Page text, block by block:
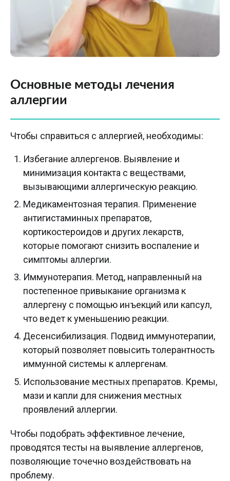
Основные методы лечения
аллергии
Чтобы справиться с аллергией, необходимы:
Избегание аллергенов. Выявление и
минимизация контакта с веществами,
вызывающими аллергическую реакцию.
Медикаментозная терапия. Применение
антигистаминных препаратов,
кортикостероидов и других лекарств,
которые помогают снизить воспаление и
симптомы аллергии.
Иммунотерапия. Метод, направленный на
постепенное привыкание организма к
аллергену с помощью инъекций или капсул,
что ведет к уменьшению реакции.
Десенсибилизация. Подвид иммунотерапии,
который позволяет повысить толерантность
иммунной системы к аллергенам.
Использование местных препаратов. Кремы,
мази и капли для снижения местных
проявлений аллергии.
Чтобы подобрать эффективное лечение,
проводятся тесты на выявление аллергенов,
позволяющие точечно воздействовать на
проблему.